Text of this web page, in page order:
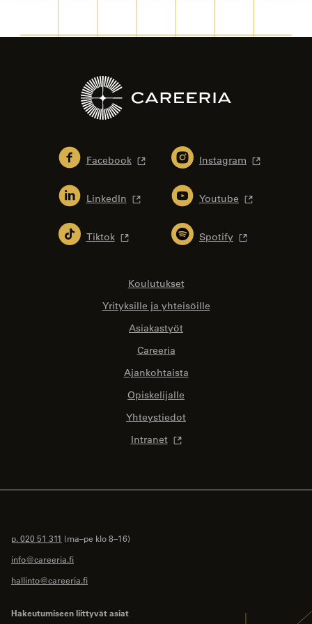
Facebook Instagram
LinkedIn Youtube
Tiktok Spotify
Koulutukset
Yrityksille ja yhteisöille
Asiakastyöt
Careeria
Ajankohtaista
Opiskelijalle
Yhteystiedot
Intranet
p. 020 51 311 (ma–pe klo 8–16)
info@careeria.fi
hallinto@careeria.fi
Hakeutumiseen liittyvät asiat